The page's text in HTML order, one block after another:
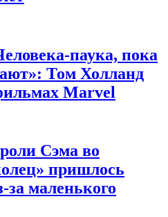
паука, пока
Том Холланд
Marvel
Сэма во
пришлось
за маленького